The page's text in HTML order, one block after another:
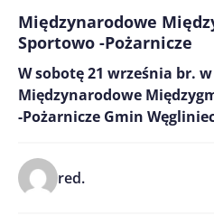
Międzynarodowe
Sportowo -Pożarnicze
W sobotę 21 września br.
Międzynarodowe
-Pożarnicze Gmin
red.